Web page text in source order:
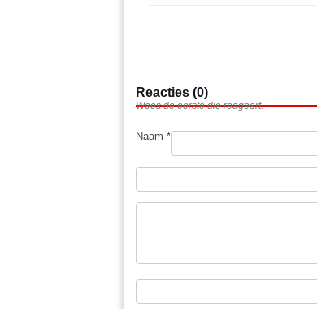
Reacties (0)
Wees de eerste die reageert.
Naam *